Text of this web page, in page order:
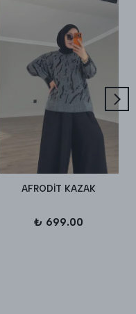
AFRODİT KAZAK
₺ 699.00